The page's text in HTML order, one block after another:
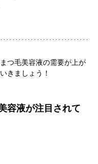
つ毛美容液の需要が上が
きましょう！
容液が注目されて